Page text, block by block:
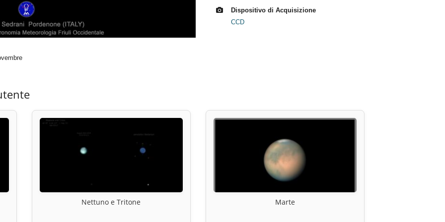
Dispositivo di Acquisizione
CCD
Nettuno e Tritone Marte